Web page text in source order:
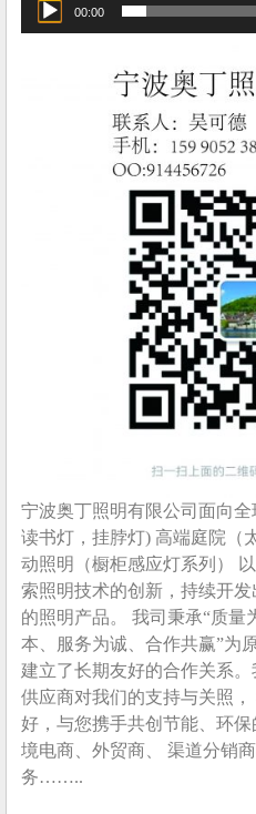
00:00
宁波奥丁照明有限公司面向
读书灯，挂脖灯) 高端庭院（
动照明（橱柜感应灯系列）
索照明技术的创新，持续开
的照明产品。 我司秉承“质量
本、服务为诚、合作共赢”为
建立了长期友好的合作关系
供应商对我们的支持与关照
好，与您携手共创节能、环
境电商、外贸商、 渠道分销
务……..